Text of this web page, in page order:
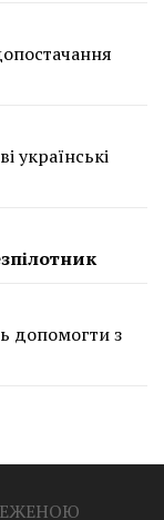
українські
допомогти з